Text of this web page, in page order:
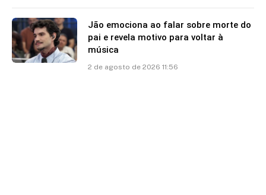
Jão emociona ao falar sobre morte do
pai e revela motivo para voltar à
música
2 de agosto de 2026 11:56